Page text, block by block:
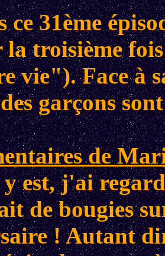
ce 31ème
la troisième
vie"). Face à
garçons
de
est, j'ai
de bougies
! Autant